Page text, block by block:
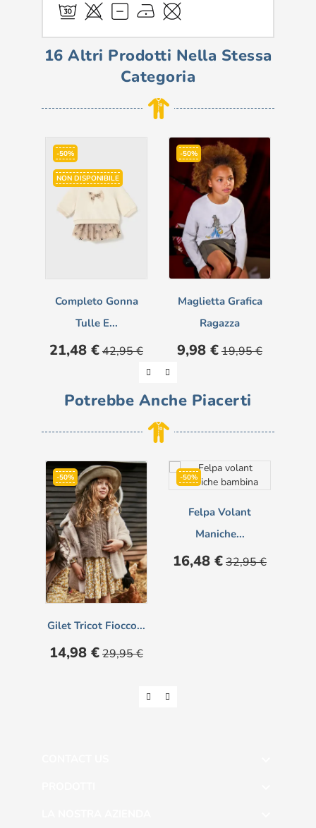
16 Altri Prodotti Nella Stessa
Categoria
-50%
NON DISPONIBILE
Completo Gonna
Tulle E...
Prezzo
21,48 € Prezzo
base
42,95 €
-50%
Maglietta Grafica
Ragazza
Prezzo
9,98 € Prezzo
base
19,95 €
Potrebbe Anche Piacerti
-50%
Gilet Tricot Fiocco...
Prezzo
14,98 € Prezzo
base
29,95 €
-50%
Felpa Volant
Maniche...
Prezzo
16,48 € Prezzo
base
32,95 €